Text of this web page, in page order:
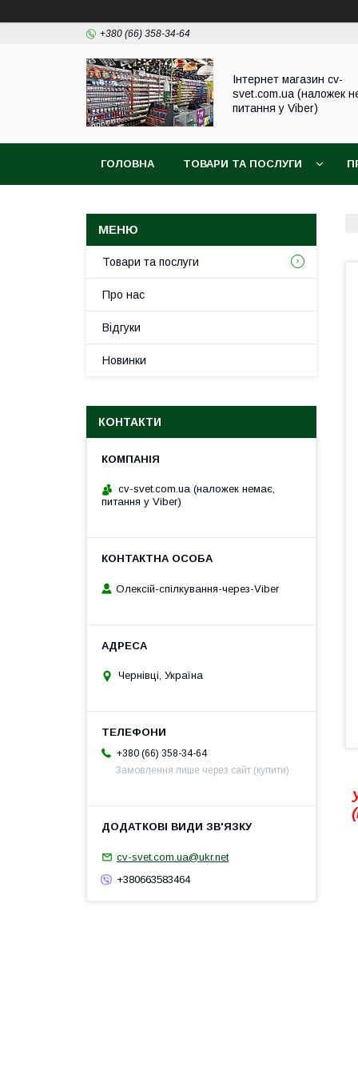
+380 (66) 358-34-64
Інтернет магазин cv-
svet.com.ua (наложек
питання у Viber)
ГОЛОВНА ТОВАРИ ТА ПОСЛУГИ
Товари та послуги
Про нас
Відгуки
Новинки
КОНТАКТИ
cv-svet.com.ua (наложек немає,
питання у Viber)
Олексій-спілкування-через-Viber
Чернівці, Україна
+380 (66) 358-34-64
Замовлення лише через сайт (купити)
cv-svet.com.ua@ukr.net
+380663583464